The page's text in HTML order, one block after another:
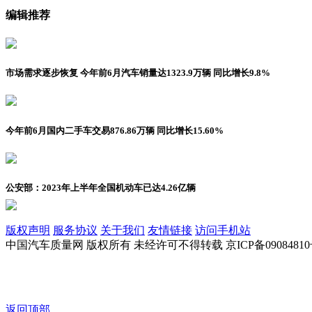
编辑推荐
市场需求逐步恢复 今年前6月汽车销量达1323.9万辆 同比增长9.8%
今年前6月国内二手车交易876.86万辆 同比增长15.60%
公安部：2023年上半年全国机动车已达4.26亿辆
版权声明 服务协议 关于我们 友情链接 访问手机站
中国汽车质量网 版权所有 未经许可不得转载 京ICP备09084810
返回顶部